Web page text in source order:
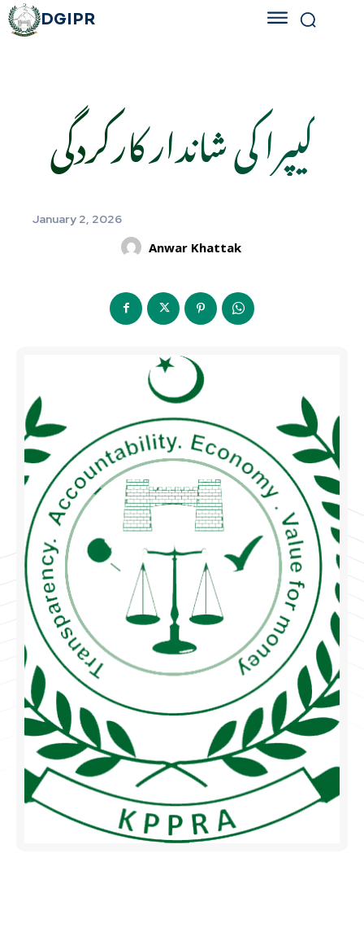
DGIPR
کیپرا کی شاندار کارکردگی
January 2, 2026
Anwar Khattak